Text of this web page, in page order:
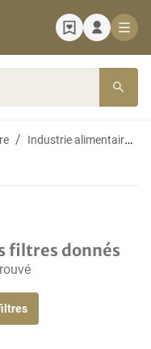
Industrie alimentaire d'équipement de nettoyage
filtres donnés